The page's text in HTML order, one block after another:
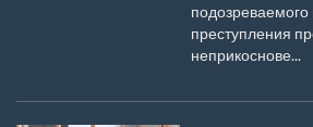
преступления
неприкоснове...